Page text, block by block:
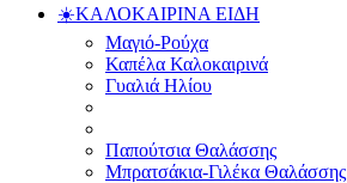
☀️ΚΑΛΟΚΑΙΡΙΝΑ ΕΙΔΗ
Μαγιό-Ρούχα
Καπέλα Καλοκαιρινά
Γυαλιά Ηλίου
Παπούτσια Θαλάσσης
Μπρατσάκια-Γιλέκα Θαλάσσης